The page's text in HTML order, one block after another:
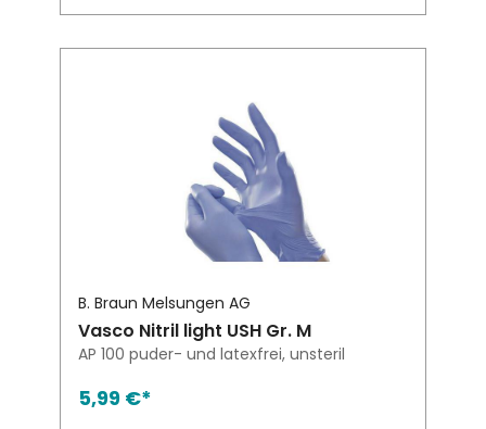
B. Braun Melsungen AG
Vasco Nitril light USH Gr. M
AP 100 puder- und latexfrei, unsteril
5,99 €*